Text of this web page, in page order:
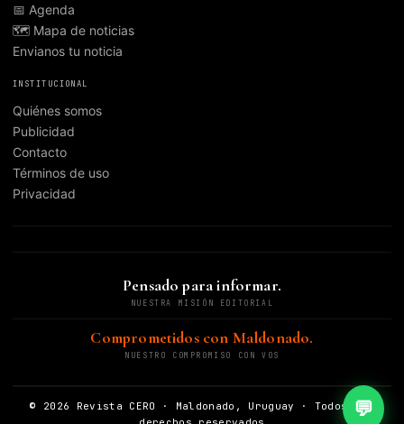
📅 Agenda
🗺️ Mapa de noticias
Envianos tu noticia
INSTITUCIONAL
Quiénes somos
Publicidad
Contacto
Términos de uso
Privacidad
Pensado para informar.
NUESTRA MISIÓN EDITORIAL
Comprometidos con Maldonado.
NUESTRO COMPROMISO CON VOS
© 2026 Revista CERO · Maldonado, Uruguay · Todos los
💬